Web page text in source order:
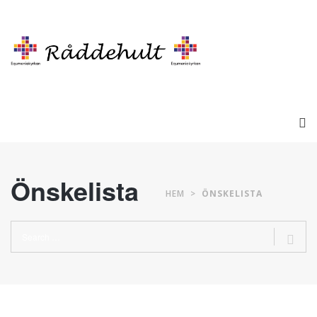
Önskelista HEM > ÖNSKELISTA